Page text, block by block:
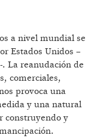
a nivel mundial se
Estados Unidos –
La reanudación de
comerciales,
provoca una
y una natural
construyendo y